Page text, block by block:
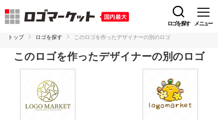
ロゴを探す メニュー
トップ ロゴを探す このロゴを作ったデザイナーの別のロゴ
このロゴを作ったデザイナーの別のロゴ